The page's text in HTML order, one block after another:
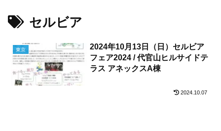
セルビア
東京
2024年10月13日（日）セルビア
フェア2024 / 代官山ヒルサイドテ
ラス アネックスA棟
2024.10.07